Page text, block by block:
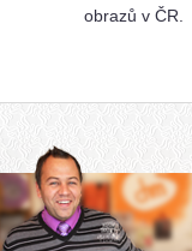
obrazů v ČR.